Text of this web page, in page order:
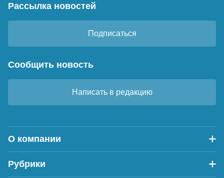
Рассылка новостей
Подписаться
Сообщить новость
Написать в редакцию
О компании
Рубрики